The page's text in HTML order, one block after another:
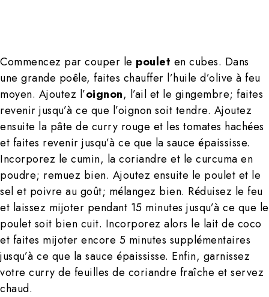
Commencez par couper le poulet en cubes. Dans
une grande poêle, faites chauffer l’huile d’olive à feu
moyen. Ajoutez l’oignon, l’ail et le gingembre; faites
revenir jusqu’à ce que l’oignon soit tendre. Ajoutez
ensuite la pâte de curry rouge et les tomates hachées
et faites revenir jusqu’à ce que la sauce épaississe.
Incorporez le cumin, la coriandre et le curcuma en
poudre; remuez bien. Ajoutez ensuite le poulet et le
sel et poivre au goût; mélangez bien. Réduisez le feu
et laissez mijoter pendant 15 minutes jusqu’à ce que le
poulet soit bien cuit. Incorporez alors le lait de coco
et faites mijoter encore 5 minutes supplémentaires
jusqu’à ce que la sauce épaississe. Enfin, garnissez
votre curry de feuilles de coriandre fraîche et servez
chaud.